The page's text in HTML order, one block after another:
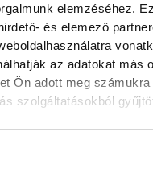
elemzéséhez.
és elemező
az adatokat más
Ön adott meg számukra
szolgáltatásokból
előtt.
a fesztiválon
indul, akik
össze
EYOF-okon eddig